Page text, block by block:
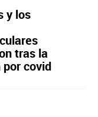
y los
tras la
covid